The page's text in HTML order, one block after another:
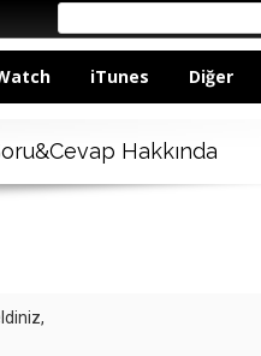
iTunes Diğer
Hakkında